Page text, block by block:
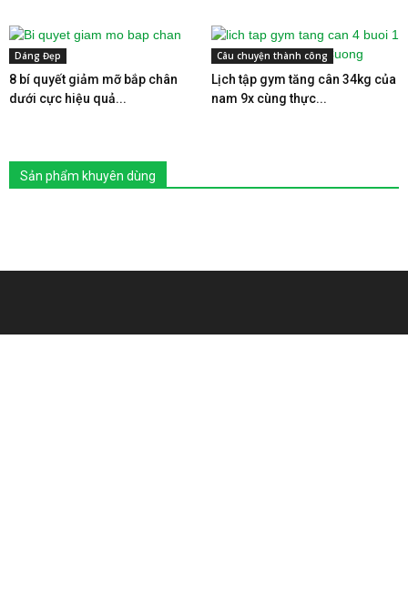
Dáng Đẹp
8 bí quyết giảm mỡ bắp chân
dưới cực hiệu quả...
Câu chuyện thành công
Lịch tập gym tăng cân 34kg của
nam 9x cùng thực...
Sản phẩm khuyên dùng